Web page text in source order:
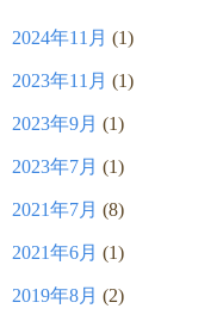
2024年11月 (1)
2023年11月 (1)
2023年9月 (1)
2023年7月 (1)
2021年7月 (8)
2021年6月 (1)
2019年8月 (2)